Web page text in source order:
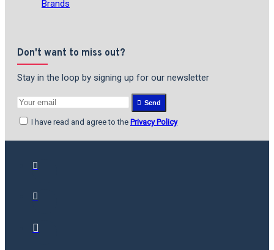
Brands
Don't want to miss out?
Stay in the loop by signing up for our newsletter
Send
I have read and agree to the Privacy Policy